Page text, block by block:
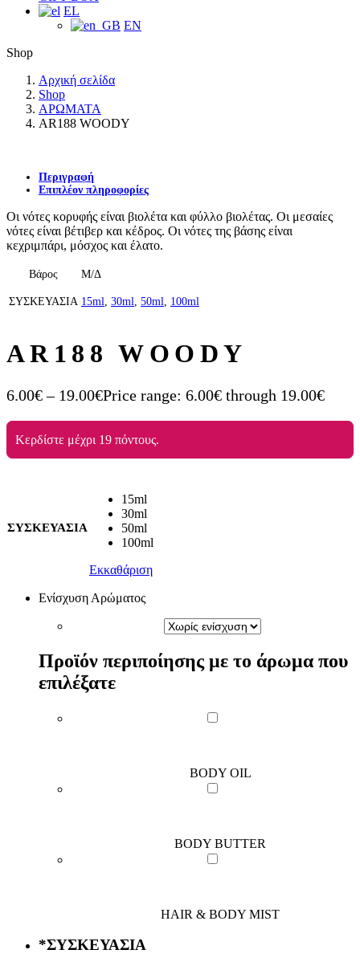
EL
EN
Shop
Αρχική σελίδα
Shop
ΑΡΩΜΑΤΑ
AR188 WOODY
Περιγραφή
Επιπλέον πληροφορίες
Οι νότες κορυφής είναι βιολέτα και φύλλο βιολέτας. Οι μεσαίες
νότες είναι βέτιβερ και κέδρος. Οι νότες της βάσης είναι
κεχριμπάρι, μόσχος και έλατο.
Βάρος Μ/Δ
ΣΥΣΚΕΥΑΣΙΑ 15ml, 30ml, 50ml, 100ml
AR188 WOODY
6.00€ – 19.00€Price range: 6.00€ through 19.00€
Κερδίστε μέχρι 19 πόντους.
ΣΥΣΚΕΥΑΣΙΑ
15ml
30ml
50ml
100ml
Εκκαθάριση
Ενίσχυση Αρώματος
Προϊόν περιποίησης με το άρωμα που
επιλέξατε
BODY OIL
BODY BUTTER
HAIR & BODY MIST
*ΣΥΣΚΕΥΑΣΙΑ